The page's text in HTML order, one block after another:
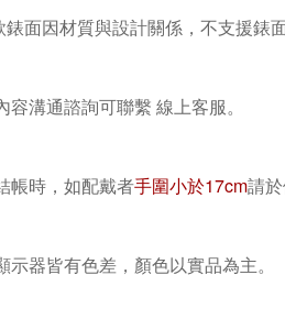
面因材質與設計關係，不支援錶面
溝通諮詢可聯繫 線上客服。
帳時，如配戴者手圍小於17cm請
器皆有色差，顏色以實品為主。